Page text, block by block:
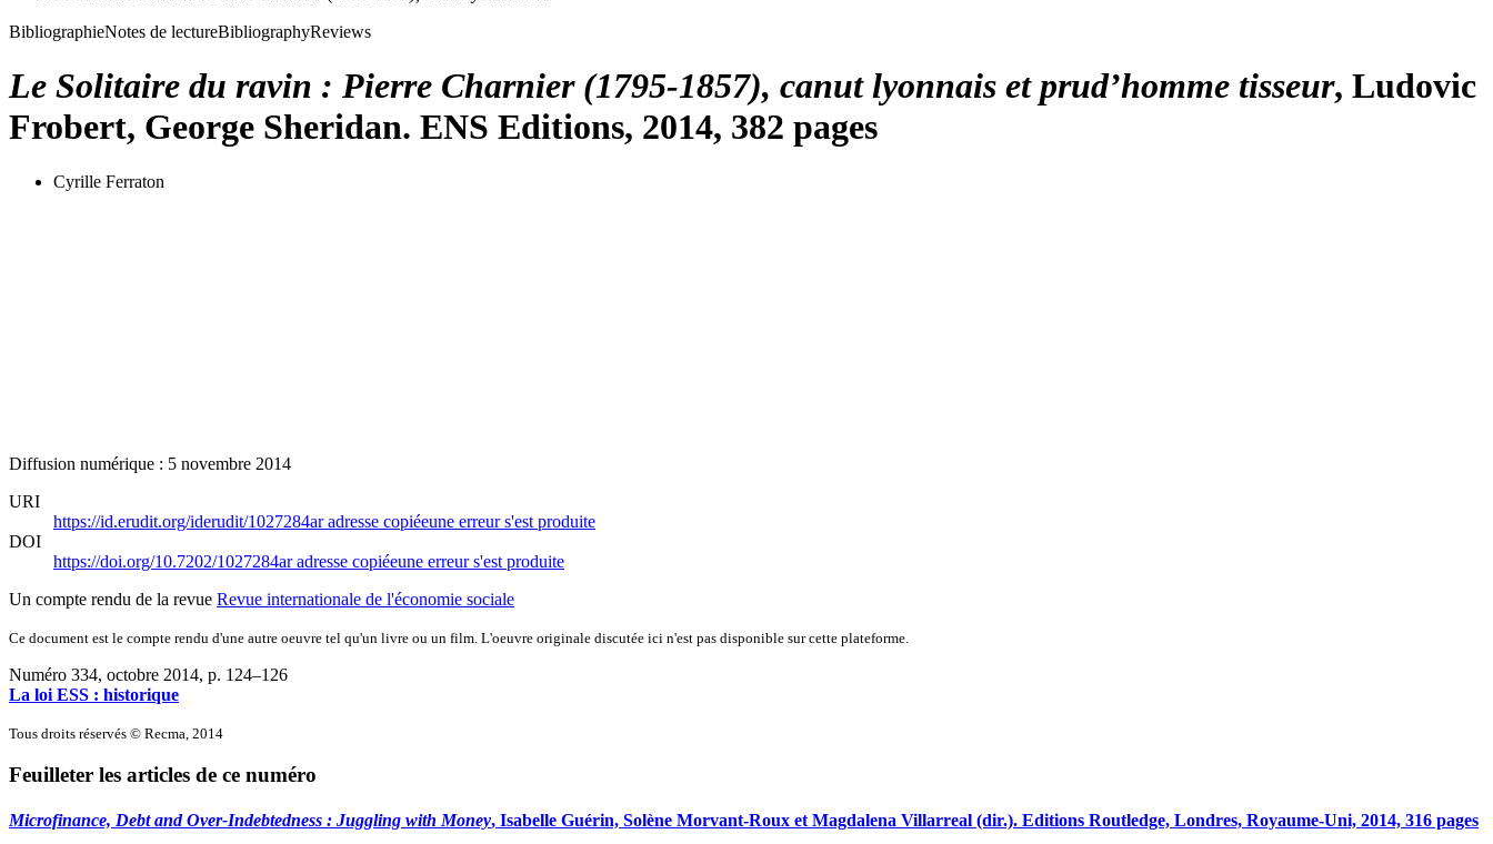
BibliographieNotes de lectureBibliographyReviews
Le Solitaire du ravin : Pierre Charnier (1795-1857), canut lyonnais et prud’homme tisseur, Ludovic
Frobert, George Sheridan. ENS Editions, 2014, 382 pages
Cyrille Ferraton
Diffusion numérique : 5 novembre 2014
URI
https://id.erudit.org/iderudit/1027284aradresse copiéeune erreur s'est produite
DOI
https://doi.org/10.7202/1027284aradresse copiéeune erreur s'est produite
Un compte rendu de la revue Revue internationale de l'économie sociale
Ce document est le compte rendu d'une autre oeuvre tel qu'un livre ou un film. L'oeuvre originale discutée ici n'est pas disponible sur cette plateforme.
Numéro 334, octobre 2014, p. 124–126
La loi ESS : historique
Tous droits réservés © Recma, 2014
Feuilleter les articles de ce numéro
Microfinance, Debt and Over-Indebtedness : Juggling with Money, Isabelle Guérin, Solène Morvant-Roux et Magdalena Villarreal (dir.). Editions Routledge, Londres, Royaume-Uni, 2014, 316 pages